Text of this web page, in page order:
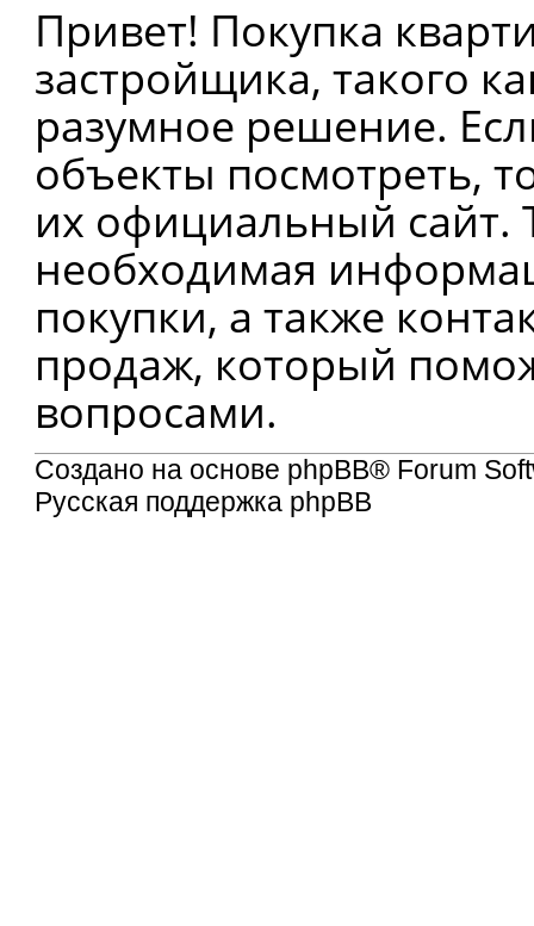
Привет! Покупка
застройщика, такого
разумное решение.
объекты посмотреть,
их официальный сайт.
необходимая
покупки, а также
продаж, который
вопросами.
Создано на основе phpBB® Forum
Русская поддержка phpBB